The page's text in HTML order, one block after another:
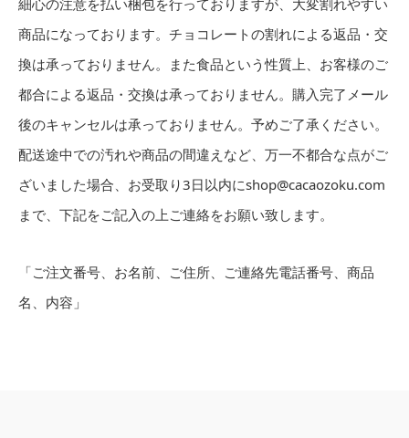
細心の注意を払い梱包を行っておりますが、大変割れやすい
商品になっております。チョコレートの割れによる返品・交
換は承っておりません。また食品という性質上、お客様のご
都合による返品・交換は承っておりません。購入完了メール
後のキャンセルは承っておりません。予めご了承ください。
配送途中での汚れや商品の間違えなど、万一不都合な点がご
ざいました場合、お受取り3日以内にshop@cacaozoku.com
まで、下記をご記入の上ご連絡をお願い致します。
「ご注文番号、お名前、ご住所、ご連絡先電話番号、商品
名、内容」